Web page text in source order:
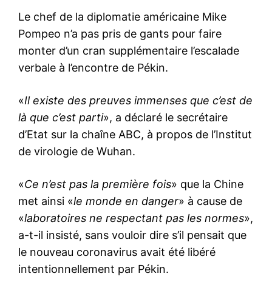
Le chef de la diplomatie américaine Mike
Pompeo n’a pas pris de gants pour faire
monter d’un cran supplémentaire l’escalade
verbale à l’encontre de Pékin.
«Il existe des preuves immenses que c’est de
là que c’est parti», a déclaré le secrétaire
d’Etat sur la chaîne ABC, à propos de l’Institut
de virologie de Wuhan.
«Ce n’est pas la première fois» que la Chine
met ainsi «le monde en danger» à cause de
«laboratoires ne respectant pas les normes»,
a-t-il insisté, sans vouloir dire s’il pensait que
le nouveau coronavirus avait été libéré
intentionnellement par Pékin.